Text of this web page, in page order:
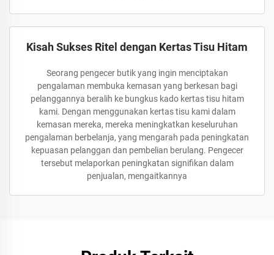
Kisah Sukses Ritel dengan Kertas Tisu Hitam
Seorang pengecer butik yang ingin menciptakan
pengalaman membuka kemasan yang berkesan bagi
pelanggannya beralih ke bungkus kado kertas tisu hitam
kami. Dengan menggunakan kertas tisu kami dalam
kemasan mereka, mereka meningkatkan keseluruhan
pengalaman berbelanja, yang mengarah pada peningkatan
kepuasan pelanggan dan pembelian berulang. Pengecer
tersebut melaporkan peningkatan signifikan dalam
penjualan, mengaitkannya